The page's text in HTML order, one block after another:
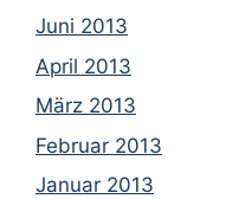
Juni 2013
April 2013
März 2013
Februar 2013
Januar 2013